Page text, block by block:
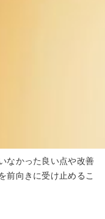
なかった良い点や改善
前向きに受け止めるこ